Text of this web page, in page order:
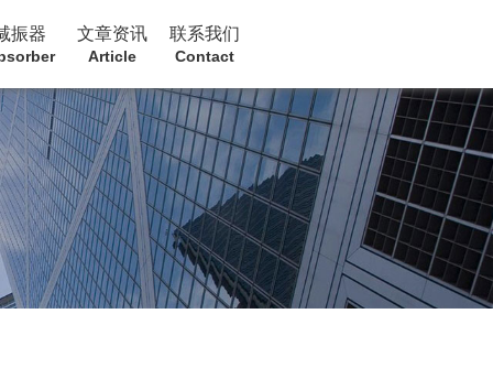
振器 文章资讯
Article
联系我们
Contact